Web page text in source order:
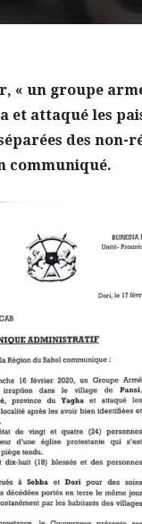
« un groupe
et attaqué les
des non-
communiqué.